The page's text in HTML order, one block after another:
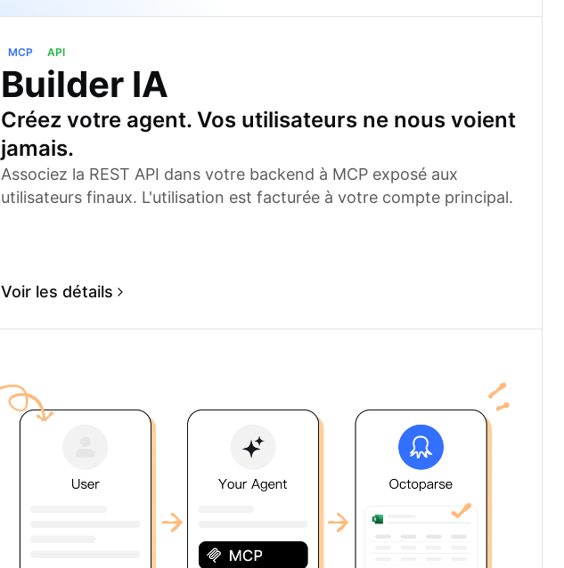
MCP API
Builder IA
Créez votre agent. Vos utilisateurs ne nous voient
jamais.
Associez la REST API dans votre backend à MCP exposé aux
utilisateurs finaux. L'utilisation est facturée à votre compte principal.
Voir les détails